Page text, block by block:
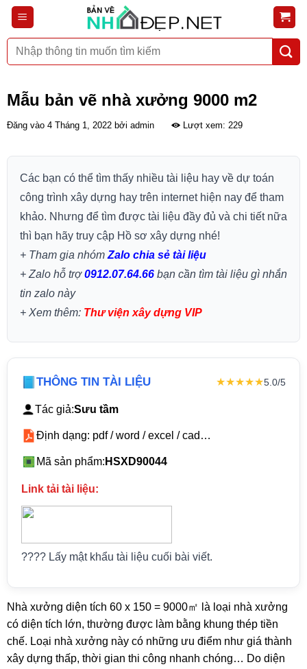
Bỏ
qua
nộiTìm
kiếm:
Mẫu bản vẽ nhà xưởng 9000 m2
Đăng vào 4 Tháng 1, 2022 bởi admin Lượt xem: 229
Các bạn có thể tìm thấy nhiều tài liệu hay về dự toán
công trình xây dựng hay trên internet hiện nay để tham
khảo. Nhưng để tìm được tài liệu đầy đủ và chi tiết nữa
thì bạn hãy truy cập Hồ sơ xây dựng nhé!
+ Tham gia nhóm Zalo chia sẻ tài liệu
+ Zalo hỗ trợ0912.07.64.66bạn cần tìm tài liệu gì nhắn
tin zalo này
+ Xem thêm: Thư viện xây dựng VIP
THÔNG TIN TÀI LIỆU ★★★★★5.0/5
Tác giả:Sưu tầm
Định dạng: pdf / word / excel / cad…
Mã sản phẩm: HSXD90044
Link tải tài liệu:
???? Lấy mật khẩu tài liệu cuối bài viết.
Nhà xưởng diện tích 60 x 150 = 9000㎡ là loại nhà xưởng
có diện tích lớn, thường được làm bằng khung thép tiền
chế. Loại nhà xưởng này có những ưu điểm như giá thành
xây dựng thấp, thời gian thi công nhanh chóng… Do diện